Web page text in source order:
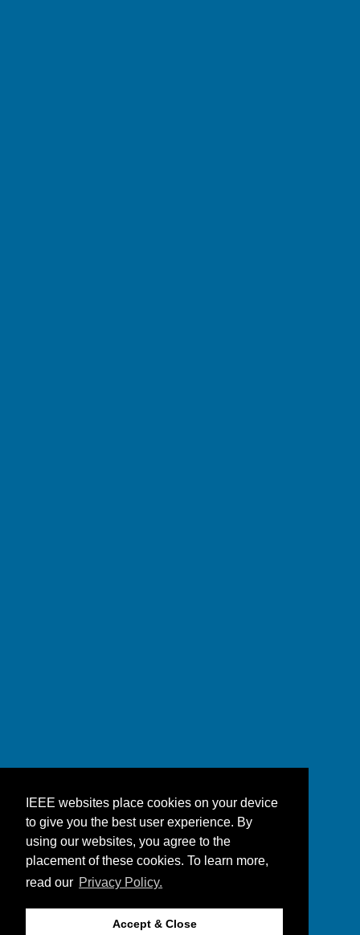
IEEE websites place cookies on your device
to give you the best user experience. By
using our websites, you agree to the
placement of these cookies. To learn more,
read our Privacy Policy.
Accept & Close